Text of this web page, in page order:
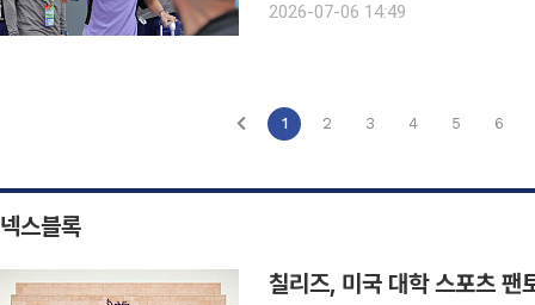
2026-07-06 14:49
1 2 3 4 5 6
넥스블록
칠리즈, 미국 대학 스포츠 팬